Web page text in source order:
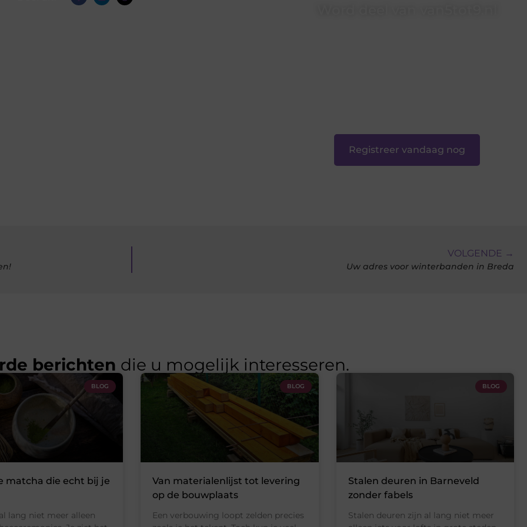
Registreer vandaag nog
VOLGENDE →
Uw adres voor winterbanden in Breda
berichten die u mogelijk interesseren.
BLOG
matcha die echt bij je
lang niet meer alleen
BLOG
Van materialenlijst tot levering
op de bouwplaats
Een verbouwing loopt zelden precies
BLOG
Stalen deuren in Barneveld
zonder fabels
Stalen deuren zijn al lang niet meer